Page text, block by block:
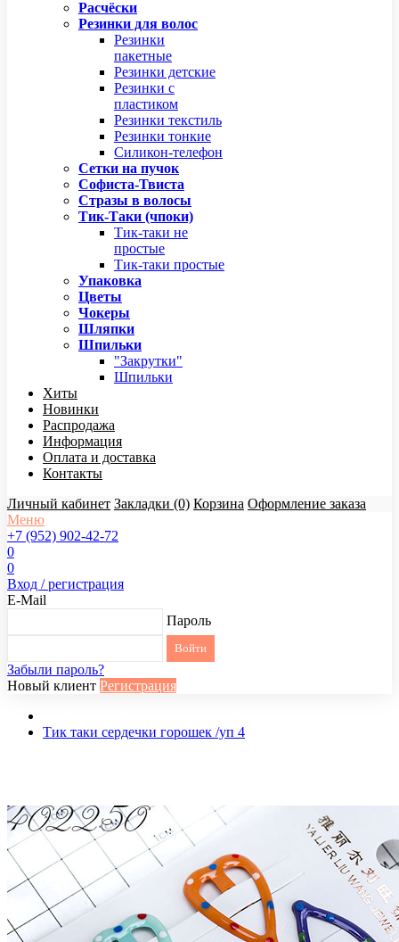
Расчёски
Резинки для волос
Резинки
пакетные
Резинки детские
Резинки с
пластиком
Резинки текстиль
Резинки тонкие
Силикон-телефон
Сетки на пучок
Софиста-Твиста
Стразы в волосы
Тик-Таки (чпоки)
Тик-таки не
простые
Тик-таки простые
Упаковка
Цветы
Чокеры
Шляпки
Шпильки
"Закрутки"
Шпильки
Хиты
Новинки
Распродажа
Информация
Оплата и доставка
Контакты
Личный кабинет Закладки (0) Корзина Оформление заказа
Меню
+7 (952) 902-42-72
0
0
Вход / регистрация
E-Mail
Пароль
Забыли пароль?
Новый клиент Регистрация
Тик таки сердечки горошек /уп 4